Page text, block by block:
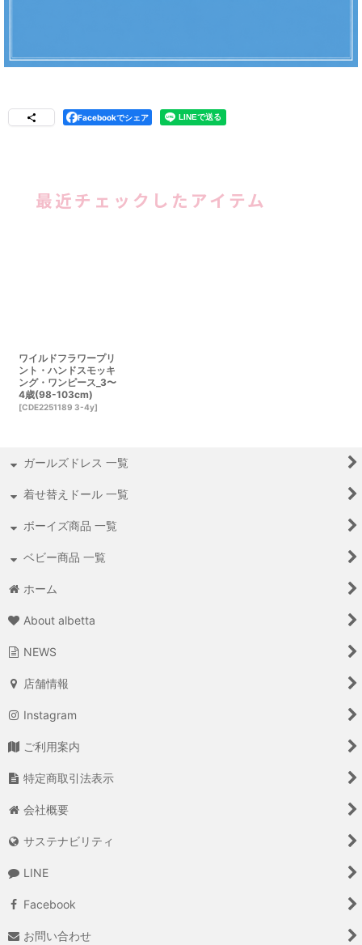
Facebookでシェア
最近チェックしたアイテム
ワイルドフラワープリ
ント・ハンドスモッキ
ング・ワンピース_3〜
4歳(98-103cm)
[CDE2251189 3-4y]
ガールズドレス 一覧
着せ替えドール 一覧
ボーイズ商品 一覧
ベビー商品 一覧
ホーム
About albetta
NEWS
店舗情報
Instagram
ご利用案内
特定商取引法表示
会社概要
サステナビリティ
LINE
Facebook
お問い合わせ